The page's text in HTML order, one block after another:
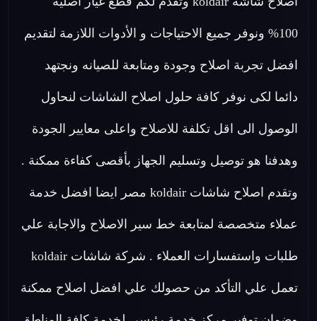
100% ونوفر جميع الاحتياجات و الأدوات اللازمة لتقديم
افضل تجربة اصلاح وجودة ومتابعة للصيانه ونجتهد
دائما لكى نوفر كافة حلول اصلاح الشاشات لنحاول
الوصول الى اقل تكلفة للاصلاح واعلى معايير الجودة
وهدفنا هو توصيل وتسليم الجهاز بأقصى كفاءة ممكنة .
وتقدم اصلاح شاشات koldair مصر ايضا افضل خدمة
عملاء متخصصة لمتابعة خط سير الاصلاح والاجابة علي
طلبات واستفسارات العملاء . شركة شاشات koldair
تعمل علي التأكد من حصولك علي افضل اصلاح ممكنة